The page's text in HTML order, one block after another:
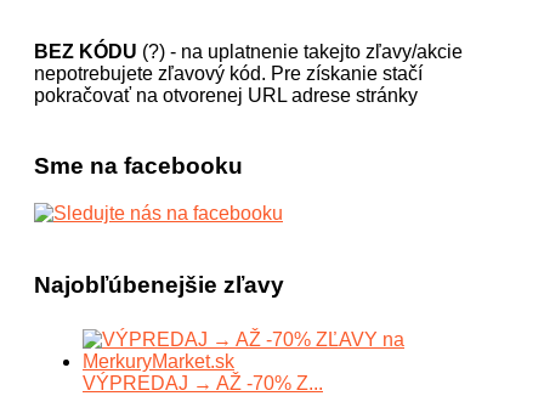
BEZ KÓDU (?) - na uplatnenie takejto zľavy/akcie
nepotrebujete zľavový kód. Pre získanie stačí
pokračovať na otvorenej URL adrese stránky
Sme na facebooku
Najobľúbenejšie zľavy
VÝPREDAJ → AŽ -70% Z...